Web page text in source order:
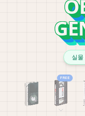
실
FREE